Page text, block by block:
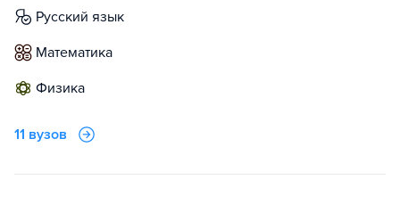
русский язык
математика
физика
11 вузов